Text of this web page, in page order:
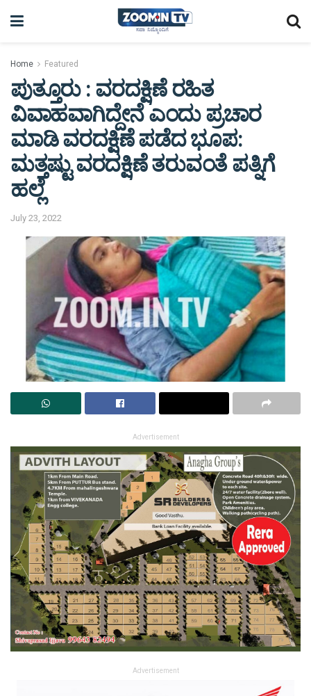
Home Featured
ಪುತ್ತೂರು : ವರದಕ್ಷಿಣೆ ರಹಿತ
ವಿವಾಹವಾಗಿದ್ದೇನೆ ಎಂದು ಪ್ರಚಾರ
ಮಾಡಿ ವರದಕ್ಷಿಣೆ ಪಡೆದ ಭೂಪ:
ಮತ್ತಷ್ಟು ವರದಕ್ಷಿಣೆ ತರುವಂತೆ ಪತ್ನಿಗೆ
ಹಲ್ಲೆ
July 23, 2022
Advertisement
Advertisement